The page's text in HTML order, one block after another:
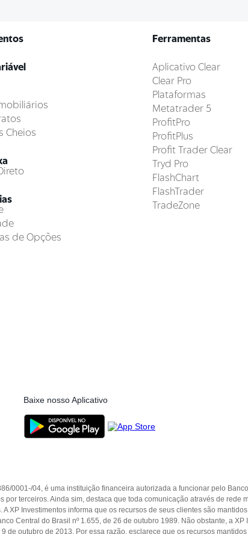
Cheios
de Opções
Ferramentas
Aplicativo Clear
Clear Pro
Plataformas
Metatrader 5
ProfitPro
ProfitPlus
Profit Trader Clear
Tryd Pro
FlashChart
FlashTrader
TradeZone
Baixe nosso Aplicativo
0001-/­04, é uma instituição financeira autorizada a funcionar pelo
terceiros. Ainda sim, destaca que toda comunicação através de
XP Investimentos informa que os recursos de seus clientes são
Central do Brasil nº 1.655, de 26 de outubro 1989. Não obstante, a
de outubro de 2013. Por essa razão, esclarece que os recursos